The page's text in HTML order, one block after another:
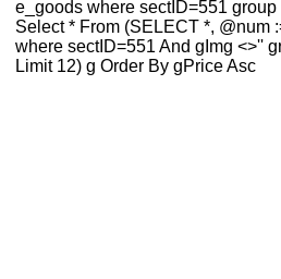
e_goods where sectID=551
Select * From (SELECT *, @num
where sectID=551 And gImg <>''
Limit 12) g Order By gPrice Asc